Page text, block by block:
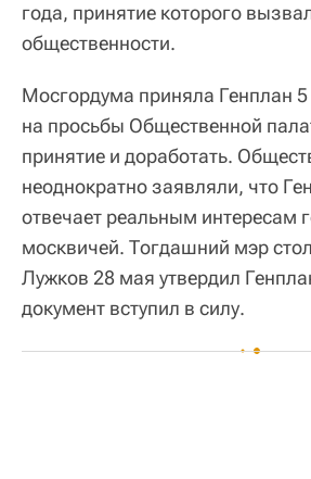
года, принятие которого
общественности.
Мосгордума приняла Генплан
на просьбы Общественной
принятие и доработать.
неоднократно заявляли, что
отвечает реальным интересам
москвичей. Тогдашний мэр
Лужков 28 мая утвердил
документ вступил в силу.